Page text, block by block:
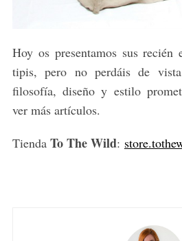
Hoy os presentamos sus recién
tipis, pero no perdáis de
filosofía, diseño y estilo
ver más artículos.
Tienda To The Wild: